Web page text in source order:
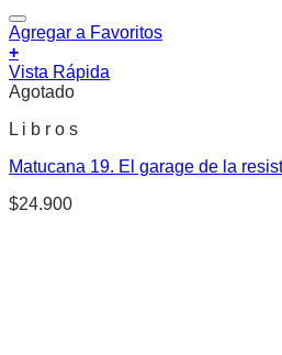
Agregar a Favoritos
+
Vista Rápida
Agotado
L i b r o s
Matucana 19. El garage de la
$24.900